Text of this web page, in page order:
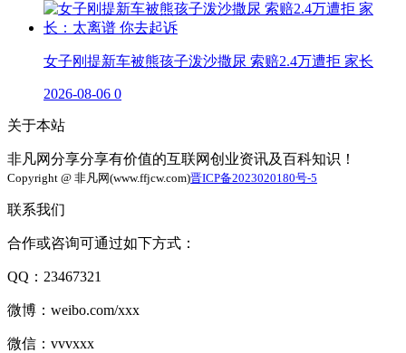
女子刚提新车被熊孩子泼沙撒尿 索赔2.4万遭拒 家长
2026-08-06 0
关于本站
非凡网分享分享有价值的互联网创业资讯及百科知识！
Copyright @ 非凡网(www.ffjcw.com)晋ICP备2023020180号-5
联系我们
合作或咨询可通过如下方式：
QQ：23467321
微博：weibo.com/xxx
微信：vvvxxx